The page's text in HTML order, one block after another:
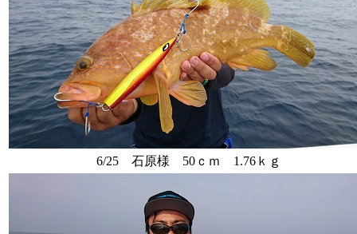
6/25 石原様 50ｃｍ 1.76ｋｇ